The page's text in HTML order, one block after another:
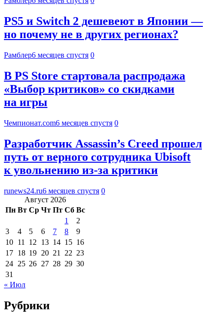
PS5 и Switch 2 дешевеют в Японии —
но почему не в других регионах?
Рамблер6 месяцев спустя 0
В PS Store стартовала распродажа
«Выбор критиков» со скидками
на игры
Чемпионат.com6 месяцев спустя 0
Разработчик Assassin’s Creed прошел
путь от верного сотрудника Ubisoft
к увольнению из-за критики
runews24.ru6 месяцев спустя 0
Август 2026
Пн Вт Ср Чт Пт Сб Вс
1
2
3
4 5 6 7 8
9
10 11 12 13 14 15 16
17 18 19 20 21 22 23
24 25 26 27 28 29 30
31
« Июл
Рубрики